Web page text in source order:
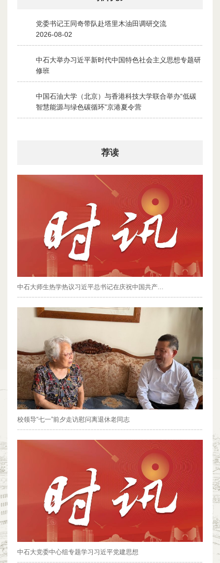
党委书记王同奇带队赴塔里木油田调研交流
2026-08-02
中石大举办习近平新时代中国特色社会主义思想专题研
修班
2026-07-28
中国石油大学（北京）与香港科技大学联合举办“低碳
智慧能源与绿色碳循环”京港夏令营
2026-07-30
荐读
中石大师生热学热议习近平总书记在庆祝中国共产...
校领导“七一”前夕走访慰问离退休老同志
中石大党委中心组专题学习习近平党建思想